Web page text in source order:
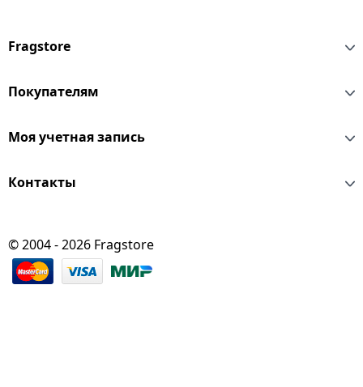
Fragstore
Покупателям
Моя учетная запись
Контакты
© 2004 - 2026 Fragstore